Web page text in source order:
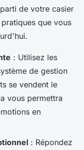
de votre casier
que vous
: Utilisez les
de gestion
se vendent le
vous permettra
en
: Répondez